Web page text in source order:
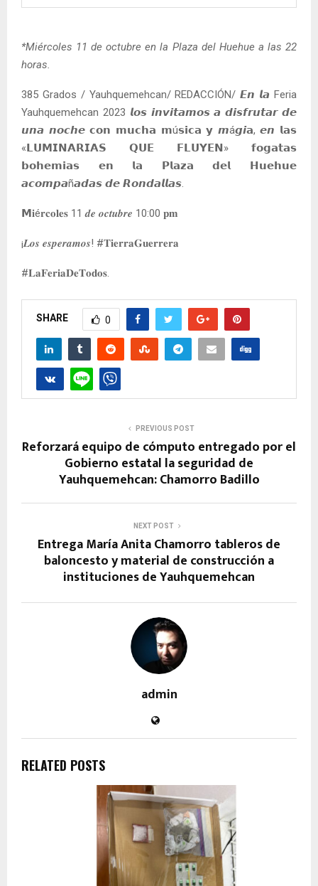
*Miércoles 11 de octubre en la Plaza del Huehue a las 22
horas.
385 Grados / Yauhquemehcan/ REDACCIÓN/ 𝙀𝙣 𝙡𝙖 Feria
Yauhquemehcan 2023 𝙡𝙤𝙨 𝙞𝙣𝙫𝙞𝙩𝙖𝙢𝙤𝙨 𝙖 𝙙𝙞𝙨𝙛𝙧𝙪𝙩𝙖𝙧 𝙙𝙚
𝙪𝙣𝙖 𝙣𝙤𝙘𝙝𝙚 𝗰𝗼𝗻 𝗺𝘂𝗰𝗵𝗮 𝗺ú𝘀𝗶𝗰𝗮 𝘆 𝙢á𝙜𝙞𝗮, 𝙚𝙣 𝗹𝗮𝘀
«𝗟𝗨𝗠𝗜𝗡𝗔𝗥𝗜𝗔𝗦 𝗤𝗨𝗘 𝗙𝗟𝗨𝗬𝗘𝗡» 𝗳𝗼𝗴𝗮𝘁𝗮𝘀
𝗯𝗼𝗵𝗲𝗺𝗶𝗮𝘀 𝗲𝗻 𝗹𝗮 𝗣𝗹𝗮𝘇𝗮 𝗱𝗲𝗹 𝗛𝘂𝗲𝗵𝘂𝗲
𝙖𝙘𝙤𝙢𝙥𝙖ñ𝙖𝙙𝙖𝙨 𝙙𝙚 𝙍𝙤𝙣𝙙𝙖𝙡𝙡𝙖𝙨.
𝗠𝐢é𝐫𝐜𝐨𝐥𝐞𝐬 11 𝒅𝒆 𝒐𝒄𝒕𝒖𝒃𝒓𝒆 10:00 𝐩𝐦
¡𝑳𝒐𝒔 𝒆𝒔𝒑𝒆𝒓𝒂𝒎𝒐𝒔! #𝐓𝐢𝐞𝐫𝐫𝐚𝐆𝐮𝐞𝐫𝐫𝐞𝐫𝐚
#𝐋𝐚𝐅𝐞𝐫𝐢𝐚𝐃𝐞𝐓𝐨𝐝𝐨𝐬.
SHARE 0
PREVIOUS POST
Reforzará equipo de cómputo entregado por el
Gobierno estatal la seguridad de
Yauhquemehcan: Chamorro Badillo
NEXT POST
Entrega María Anita Chamorro tableros de
baloncesto y material de construcción a
instituciones de Yauhquemehcan
admin
RELATED POSTS